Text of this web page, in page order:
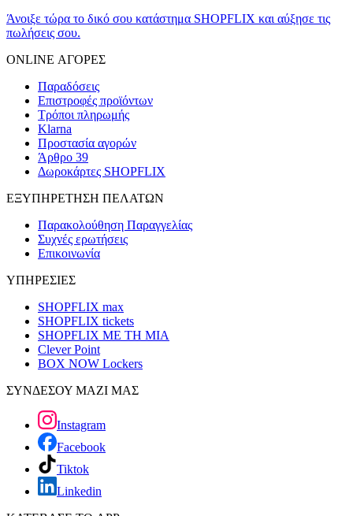
Άνοιξε τώρα το δικό σου κατάστημα SHOPFLIX και αύξησε τις
πωλήσεις σου.
ONLINE ΑΓΟΡΕΣ
Παραδόσεις
Επιστροφές προϊόντων
Τρόποι πληρωμής
Klarna
Προστασία αγορών
Άρθρο 39
Δωροκάρτες SHOPFLIX
ΕΞΥΠΗΡΕΤΗΣΗ ΠΕΛΑΤΩΝ
Παρακολούθηση Παραγγελίας
Συχνές ερωτήσεις
Επικοινωνία
ΥΠΗΡΕΣΙΕΣ
SHOPFLIX max
SHOPFLIX tickets
SHOPFLIX ΜΕ ΤΗ ΜΙΑ
Clever Point
BOX NOW Lockers
ΣΥΝΔΕΣΟΥ ΜΑΖΙ ΜΑΣ
Instagram
Facebook
Tiktok
Linkedin